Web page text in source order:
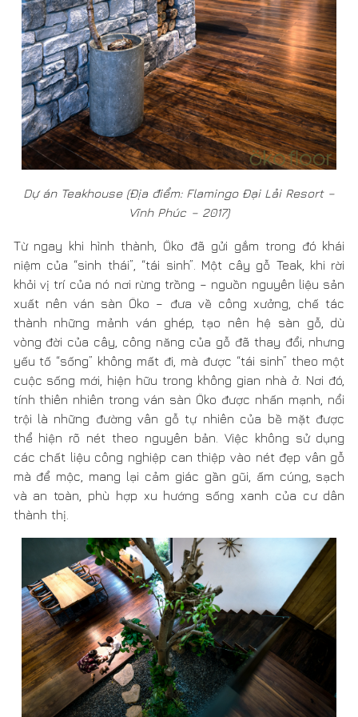
Dự án Teakhouse (Địa điểm: Flamingo Đại Lải Resort –
Vĩnh Phúc – 2017)
Từ ngay khi hình thành, Öko đã gửi gắm trong đó khái
niệm của “sinh thái”, “tái sinh”. Một cây gỗ Teak, khi rời
khỏi vị trí của nó nơi rừng trồng – nguồn nguyên liệu sản
xuất nên ván sàn Öko – đưa về công xưởng, chế tác
vòng đời của cây, công năng của gỗ đã thay đổi, nhưng
yếu tố “sống” không mất đi, mà được “tái sinh” theo một
tính thiên nhiên trong ván sàn Öko được nhấn mạnh, nổi
trội là những đường vân gỗ tự nhiên của bề mặt được
thể hiện rõ nét theo nguyên bản. Việc không sử dụng
các chất liệu công nghiệp can thiệp vào nét đẹp vân gỗ
mà để mộc, mang lại cảm giác gần gũi, ấm cúng, sạch
và an toàn, phù hợp xu hướng sống xanh của cư dân
thành thị.
Tính thiên nhiên trong ván sàn Öko được nhấn mạnh, nổi
trội là những đường vân gỗ tự nhiên của bề mặt được
thể hiện rõ nét theo nguyên bản, mang lại cảm giác gần
gũi, ấm cúng, sạch và an toàn, phù hợp xu hướng sống
xanh của cư dân thành thị
Những đường vân kỳ ảo, thay đổi ngẫu nhiên trong từng
mảnh ván sàn, khi được ráp nối, không chỉ tạo nên một